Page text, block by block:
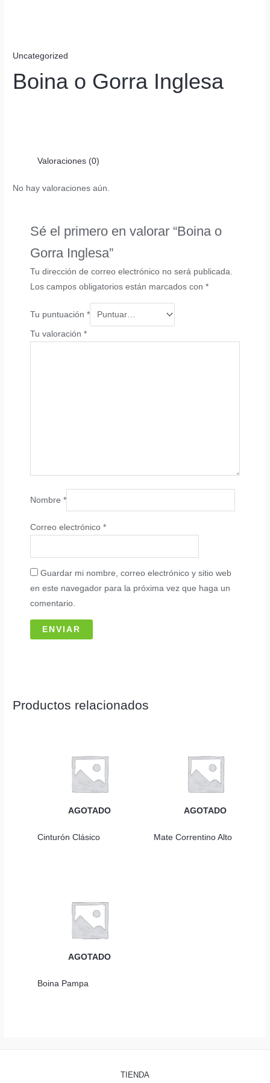
Uncategorized
Boina o Gorra Inglesa
Valoraciones (0)
No hay valoraciones aún.
Sé el primero en valorar “Boina o
Gorra Inglesa”
Tu dirección de correo electrónico no será publicada.
Los campos obligatorios están marcados con*
Tu puntuación*
Tu valoración*
Nombre*
Correo electrónico*
Guardar mi nombre, correo electrónico y sitio web
en este navegador para la próxima vez que haga un
comentario.
Productos relacionados
AGOTADO
Cinturón Clásico
AGOTADO
Mate Correntino Alto
AGOTADO
Boina Pampa
TIENDA